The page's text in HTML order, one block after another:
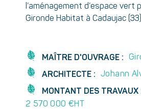
l’aménagement d’espace vert
Gironde Habitat à Cadaujac (33).
MAÎTRE D'OUVRAGE :
ARCHITECTE : Johann
MONTANT DES TRAVAUX
2 570 000 €HT